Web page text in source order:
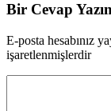
Bir Cevap
E-posta hesabınız
işaretlenmişlerdir